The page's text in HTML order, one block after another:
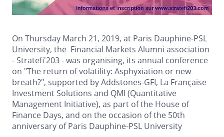
On Thursday March 21, 2019, at Paris Dauphine-PSL
University, the Financial Markets Alumni association
- Stratefi'203 - was organising, its annual conference
on "The return of volatility: Asphyxiation or new
breath?", supported by Addstones-GFI, La Française
Investment Solutions and QMI (Quantitative
Management Initiative), as part of the House of
Finance Days, and on the occasion of the 50th
anniversary of Paris Dauphine-PSL University